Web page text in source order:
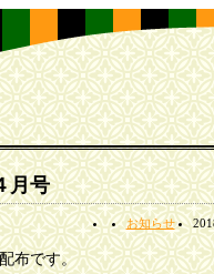
月号
お知らせ
布です。